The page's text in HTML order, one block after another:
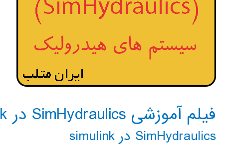
فیلم آموزشی SimHydraulics در simulink
SimHydraulics در simulink